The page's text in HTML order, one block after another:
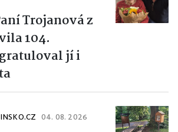
Trojanová z
104.
jí i
04. 08. 2026